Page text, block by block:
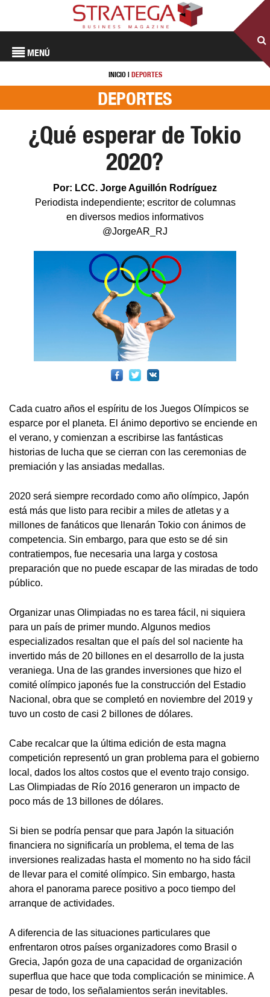
MENÚ
INICIO| DEPORTES
DEPORTES
¿Qué esperar de Tokio
2020?
Por: LCC. Jorge Aguillón Rodríguez
Periodista independiente; escritor de columnas
en diversos medios informativos
@JorgeAR_RJ
Cada cuatro años el espíritu de los Juegos Olímpicos se
esparce por el planeta. El ánimo deportivo se enciende en
el verano, y comienzan a escribirse las fantásticas
historias de lucha que se cierran con las ceremonias de
premiación y las ansiadas medallas.
2020 será siempre recordado como año olímpico, Japón
está más que listo para recibir a miles de atletas y a
millones de fanáticos que llenarán Tokio con ánimos de
competencia. Sin embargo, para que esto se dé sin
contratiempos, fue necesaria una larga y costosa
preparación que no puede escapar de las miradas de todo
público.
Organizar unas Olimpiadas no es tarea fácil, ni siquiera
para un país de primer mundo. Algunos medios
especializados resaltan que el país del sol naciente ha
invertido más de 20 billones en el desarrollo de la justa
veraniega. Una de las grandes inversiones que hizo el
comité olímpico japonés fue la construcción del Estadio
Nacional, obra que se completó en noviembre del 2019 y
tuvo un costo de casi 2 billones de dólares.
Cabe recalcar que la última edición de esta magna
competición representó un gran problema para el gobierno
local, dados los altos costos que el evento trajo consigo.
Las Olimpiadas de Río 2016 generaron un impacto de
poco más de 13 billones de dólares.
Si bien se podría pensar que para Japón la situación
financiera no significaría un problema, el tema de las
inversiones realizadas hasta el momento no ha sido fácil
de llevar para el comité olímpico. Sin embargo, hasta
ahora el panorama parece positivo a poco tiempo del
arranque de actividades.
A diferencia de las situaciones particulares que
enfrentaron otros países organizadores como Brasil o
Grecia, Japón goza de una capacidad de organización
superflua que hace que toda complicación se minimice. A
pesar de todo, los señalamientos serán inevitables.